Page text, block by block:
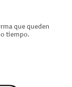
que queden
tiempo.